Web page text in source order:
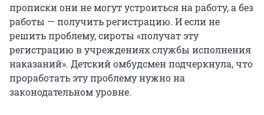
прописки они не могут устроиться на работу, а без
работы — получить регистрацию. И если не
решить проблему, сироты «получат эту
регистрацию в учреждениях службы исполнения
наказаний». Детский омбудсмен подчеркнула, что
проработать эту проблему нужно на
законодательном уровне.